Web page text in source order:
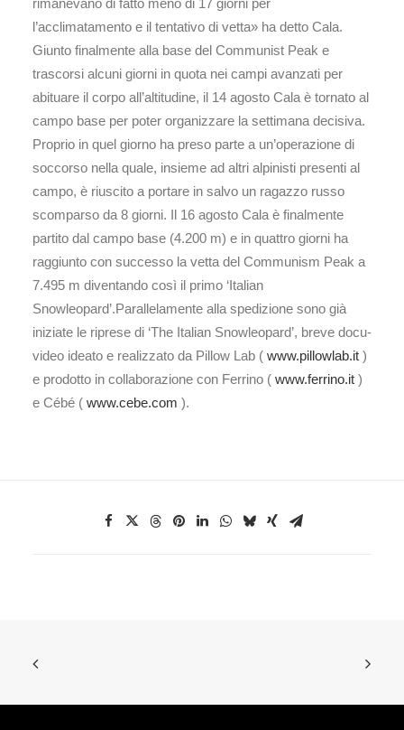
rimanevano di fatto meno di 17 giorni per
l’acclimatamento e il tentativo di vetta» ha detto Cala.
Giunto finalmente alla base del Communist Peak e
trascorsi alcuni giorni in quota nei campi avanzati per
abituare il corpo all’altitudine, il 14 agosto Cala è tornato al
campo base per poter organizzare la settimana decisiva.
Proprio in quel giorno ha preso parte a un’operazione di
soccorso nella quale, insieme ad altri alpinisti presenti al
campo, è riuscito a portare in salvo un ragazzo russo
scomparso da 8 giorni. Il 16 agosto Cala è finalmente
partito dal campo base (4.200 m) e in quattro giorni ha
raggiunto con successo la vetta del Communism Peak a
7.495 m diventando così il primo ‘Italian
Snowleopard’.Parallelamente alla spedizione sono già
iniziate le riprese di ‘The Italian Snowleopard’, breve docu-
video ideato e realizzato da Pillow Lab ( www.pillowlab.it )
e prodotto in collaborazione con Ferrino ( www.ferrino.it )
e Cébé ( www.cebe.com ).